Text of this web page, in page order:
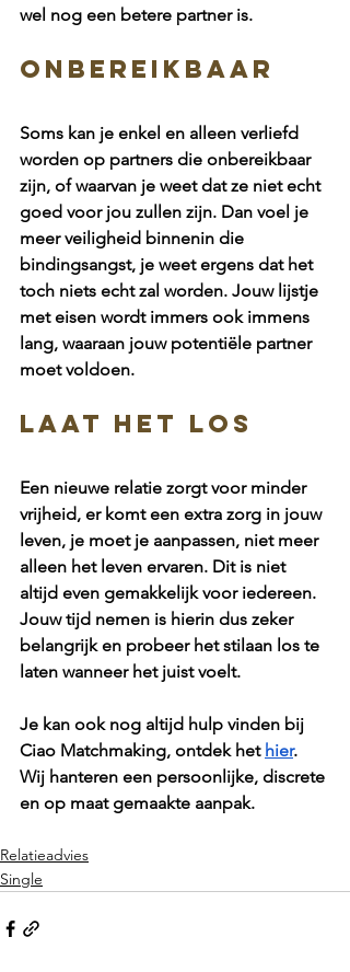
wel nog een betere partner is.
ONBEREIKBAAR
Soms kan je enkel en alleen verliefd
worden op partners die onbereikbaar
zijn, of waarvan je weet dat ze niet echt
goed voor jou zullen zijn. Dan voel je
meer veiligheid binnenin die
bindingsangst, je weet ergens dat het
toch niets echt zal worden. Jouw lijstje
met eisen wordt immers ook immens
lang, waaraan jouw potentiële partner
moet voldoen.
LAAT HET LOS
Een nieuwe relatie zorgt voor minder
vrijheid, er komt een extra zorg in jouw
leven, je moet je aanpassen, niet meer
alleen het leven ervaren. Dit is niet
altijd even gemakkelijk voor iedereen.
Jouw tijd nemen is hierin dus zeker
belangrijk en probeer het stilaan los te
laten wanneer het juist voelt.
Je kan ook nog altijd hulp vinden bij
Ciao Matchmaking, ontdek het hier.
Wij hanteren een persoonlijke, discrete
en op maat gemaakte aanpak.
Relatieadvies
Single